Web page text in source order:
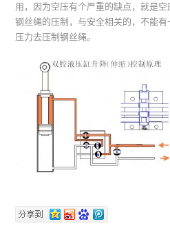
用，因为空压有个严重的缺点，就是
钢丝绳的压制，与安全相关的，不能
压力去压制钢丝绳。